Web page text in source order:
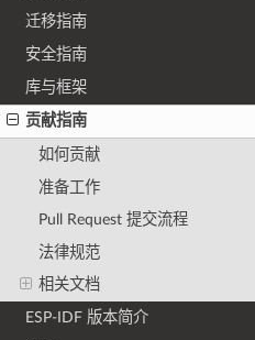
迁移指南
安全指南
库与框架
贡献指南
如何贡献
准备工作
Pull Request 提交流程
法律规范
相关文档
ESP-IDF 版本简介